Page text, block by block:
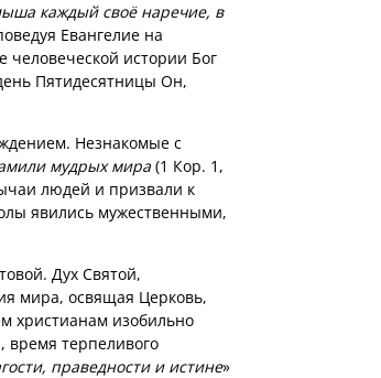
каждый своё наречие, в
Евангелие на
истории Бог
Пятидесятницы Он,
Незнакомые с
мудрых мира (1 Кор. 1,
людей и призвали к
явились мужественными,
Дух Святой,
мира, освящая Церковь,
христианам изобильно
время терпеливого
праведности и истине»